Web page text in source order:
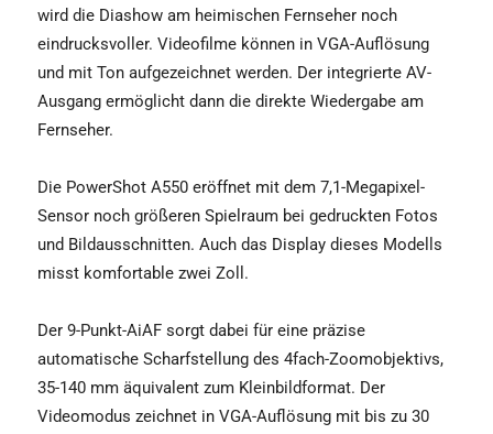
wird die Diashow am heimischen Fernseher noch
eindrucksvoller. Videofilme können in VGA-Auflösung
und mit Ton aufgezeichnet werden. Der integrierte AV-
Ausgang ermöglicht dann die direkte Wiedergabe am
Fernseher.
Die PowerShot A550 eröffnet mit dem 7,1-Megapixel-
Sensor noch größeren Spielraum bei gedruckten Fotos
und Bildausschnitten. Auch das Display dieses Modells
misst komfortable zwei Zoll.
Der 9-Punkt-AiAF sorgt dabei für eine präzise
automatische Scharfstellung des 4fach-Zoomobjektivs,
35-140 mm äquivalent zum Kleinbildformat. Der
Videomodus zeichnet in VGA-Auflösung mit bis zu 30